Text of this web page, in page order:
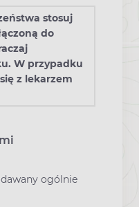
stosuj
do
W przypadku
z lekarzem
ogólnie